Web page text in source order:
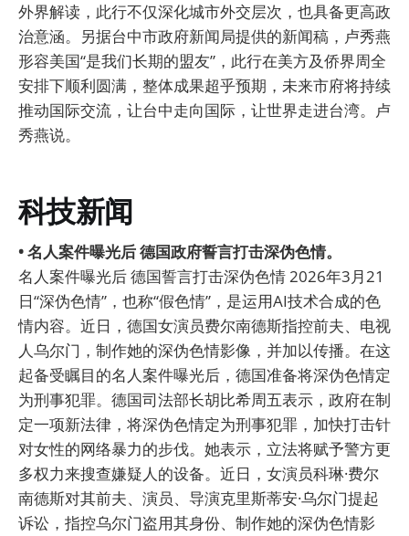
外界解读，此行不仅深化城市外交层次，也具备更高政
治意涵。另据台中市政府新闻局提供的新闻稿，卢秀燕
形容美国“是我们长期的盟友”，此行在美方及侨界周全
安排下顺利圆满，整体成果超乎预期，未来市府将持续
推动国际交流，让台中走向国际，让世界走进台湾。卢
秀燕说。
科技新闻
• 名人案件曝光后 德国政府誓言打击深伪色情。
名人案件曝光后 德国誓言打击深伪色情 2026年3月21
日“深伪色情”，也称“假色情”，是运用AI技术合成的色
情内容。近日，德国女演员费尔南德斯指控前夫、电视
人乌尔门，制作她的深伪色情影像，并加以传播。在这
起备受瞩目的名人案件曝光后，德国准备将深伪色情定
为刑事犯罪。德国司法部长胡比希周五表示，政府在制
定一项新法律，将深伪色情定为刑事犯罪，加快打击针
对女性的网络暴力的步伐。她表示，立法将赋予警方更
多权力来搜查嫌疑人的设备。近日，女演员科琳·费尔
南德斯对其前夫、演员、导演克里斯蒂安·乌尔门提起
诉讼，指控乌尔门盗用其身份、制作她的深伪色情影